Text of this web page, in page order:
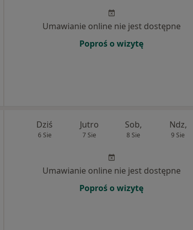
Umawianie online nie jest dostępne
Poproś o wizytę
Dziś
6 Sie
Jutro
7 Sie
Sob,
8 Sie
Ndz,
9 Sie
Umawianie online nie jest dostępne
Poproś o wizytę